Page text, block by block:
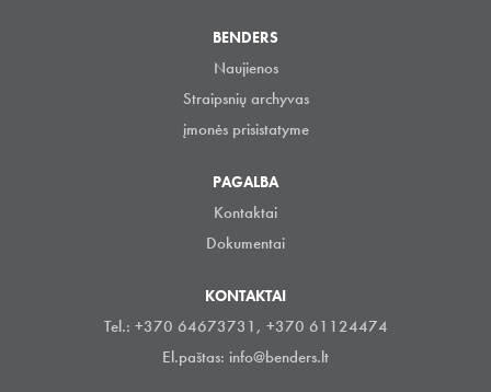
BENDERS
Naujienos
Straipsnių archyvas
įmonės prisistatyme
PAGALBA
Kontaktai
Dokumentai
KONTAKTAI
Tel.: +370 64673731, +370 61124474
El.paštas: info@benders.lt